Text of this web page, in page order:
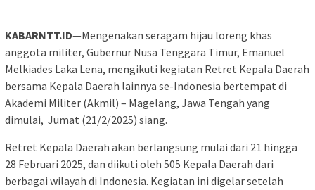
KABARNTT.ID—Mengenakan seragam hijau loreng khas
anggota militer, Gubernur Nusa Tenggara Timur, Emanuel
Melkiades Laka Lena, mengikuti kegiatan Retret Kepala Daerah
bersama Kepala Daerah lainnya se-Indonesia bertempat di
Akademi Militer (Akmil) – Magelang, Jawa Tengah yang
dimulai, Jumat (21/2/2025) siang.
Retret Kepala Daerah akan berlangsung mulai dari 21 hingga
28 Februari 2025, dan diikuti oleh 505 Kepala Daerah dari
berbagai wilayah di Indonesia. Kegiatan ini digelar setelah